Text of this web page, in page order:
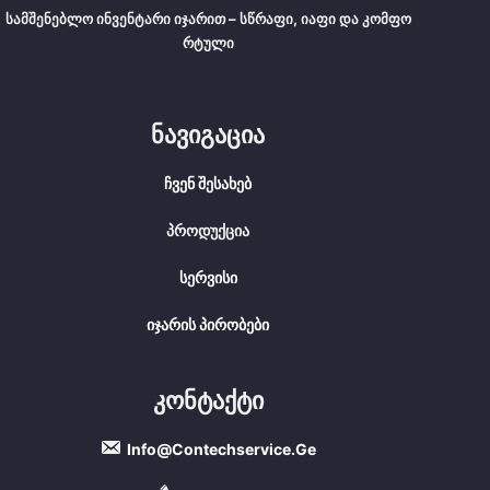
Სამშენებლო Ინვენტარი Იჯარით – Სწრაფი, Იაფი Და Კომფო
Რტული
Ნავიგაცია
Ჩვენ Შესახებ
Პროდუქცია
Სერვისი
Იჯარის Პირობები
Კონტაქტი
Info@contechservice.ge